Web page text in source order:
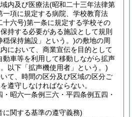
内及び医療法(昭和二十三年法律第
一項に規定する病院、学校教育法
十六号)第一条に規定する学校その
持する必要がある施設として規則
穏保持施設」という。)の敷地の周
において、商業宣伝を目的として
動車等を利用して移動しながら拡声
以下「拡声機使用者」という。)
て、時間の区分及び区域の区分ご
遵守しなければならない。
昭六一条例三六・平四条例五四・
関する基準の遵守義務)